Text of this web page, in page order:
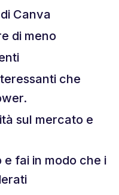
Canva
di meno
che
sul mercato e
e fai in modo che i